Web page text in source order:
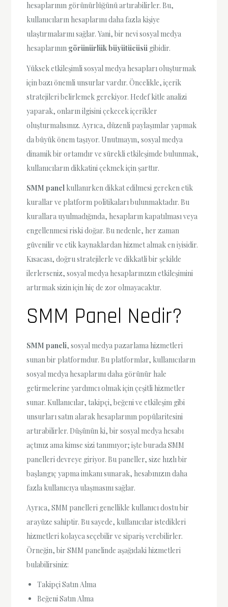
hesaplarının görünürlüğünü artırabilirler. Bu,
kullanıcıların hesaplarını daha fazla kişiye
ulaştırmalarını sağlar. Yani, bir nevi sosyal medya
hesaplarının görünürlük büyütücüsü gibidir.
Yüksek etkileşimli sosyal medya hesapları oluşturmak
için bazı önemli unsurlar vardır. Öncelikle, içerik
stratejileri belirlemek gerekiyor. Hedef kitle analizi
yaparak, onların ilgisini çekecek içerikler
oluşturmalısınız. Ayrıca, düzenli paylaşımlar yapmak
da büyük önem taşıyor. Unutmayın, sosyal medya
dinamik bir ortamdır ve sürekli etkileşimde bulunmak,
kullanıcıların dikkatini çekmek için şarttır.
SMM panel kullanırken dikkat edilmesi gereken etik
kurallar ve platform politikaları bulunmaktadır. Bu
kurallara uyulmadığında, hesapların kapatılması veya
engellenmesi riski doğar. Bu nedenle, her zaman
güvenilir ve etik kaynaklardan hizmet almak en iyisidir.
Kısacası, doğru stratejilerle ve dikkatli bir şekilde
ilerlerseniz, sosyal medya hesaplarınızın etkileşimini
artırmak sizin için hiç de zor olmayacaktır.
SMM Panel Nedir?
SMM paneli, sosyal medya pazarlama hizmetleri
sunan bir platformdur. Bu platformlar, kullanıcıların
sosyal medya hesaplarını daha görünür hale
getirmelerine yardımcı olmak için çeşitli hizmetler
sunar. Kullanıcılar, takipçi, beğeni ve etkileşim gibi
unsurları satın alarak hesaplarının popülaritesini
artırabilirler. Düşünün ki, bir sosyal medya hesabı
açtınız ama kimse sizi tanımıyor; işte burada SMM
panelleri devreye giriyor. Bu paneller, size hızlı bir
başlangıç yapma imkanı sunarak, hesabınızın daha
fazla kullanıcıya ulaşmasını sağlar.
Ayrıca, SMM panelleri genellikle kullanıcı dostu bir
arayüze sahiptir. Bu sayede, kullanıcılar istedikleri
hizmetleri kolayca seçebilir ve sipariş verebilirler.
Örneğin, bir SMM panelinde aşağıdaki hizmetleri
bulabilirsiniz:
Takipçi Satın Alma
Beğeni Satın Alma